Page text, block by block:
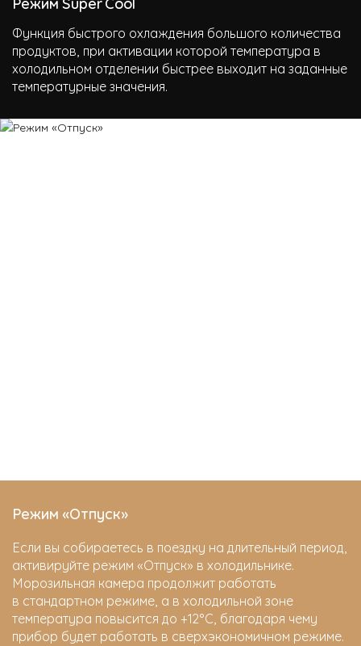
Функция быстрого охлаждения большого количества
продуктов, при активации которой температура в
холодильном отделении быстрее выходит на заданные
температурные значения.
Режим «Отпуск»
Если вы собираетесь в поездку на длительный период,
активируйте режим «Отпуск» в холодильнике.
Морозильная камера продолжит работать
в стандартном режиме, а в холодильной зоне
температура повысится до +12°С, благодаря чему
прибор будет работать в сверхэкономичном режиме.